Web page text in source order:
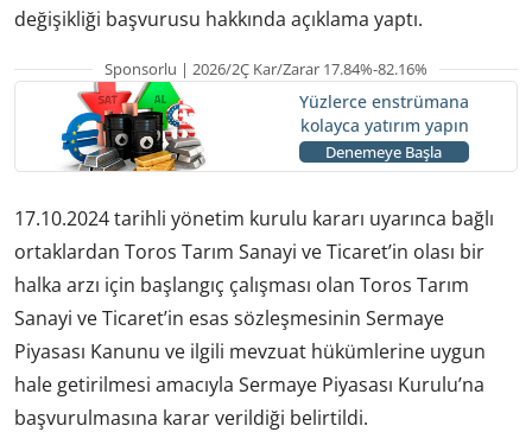
değişikliği başvurusu hakkında açıklama yaptı.
Sponsorlu | 2026/2Ç Kar/Zarar 17.84%-82.16%
Yüzlerce enstrümana
kolayca yatırım yapın
Denemeye Başla
17.10.2024 tarihli yönetim kurulu kararı uyarınca bağlı
ortaklardan Toros Tarım Sanayi ve Ticaret’in olası bir
halka arzı için başlangıç çalışması olan Toros Tarım
Sanayi ve Ticaret’in esas sözleşmesinin Sermaye
Piyasası Kanunu ve ilgili mevzuat hükümlerine uygun
hale getirilmesi amacıyla Sermaye Piyasası Kurulu’na
başvurulmasına karar verildiği belirtildi.